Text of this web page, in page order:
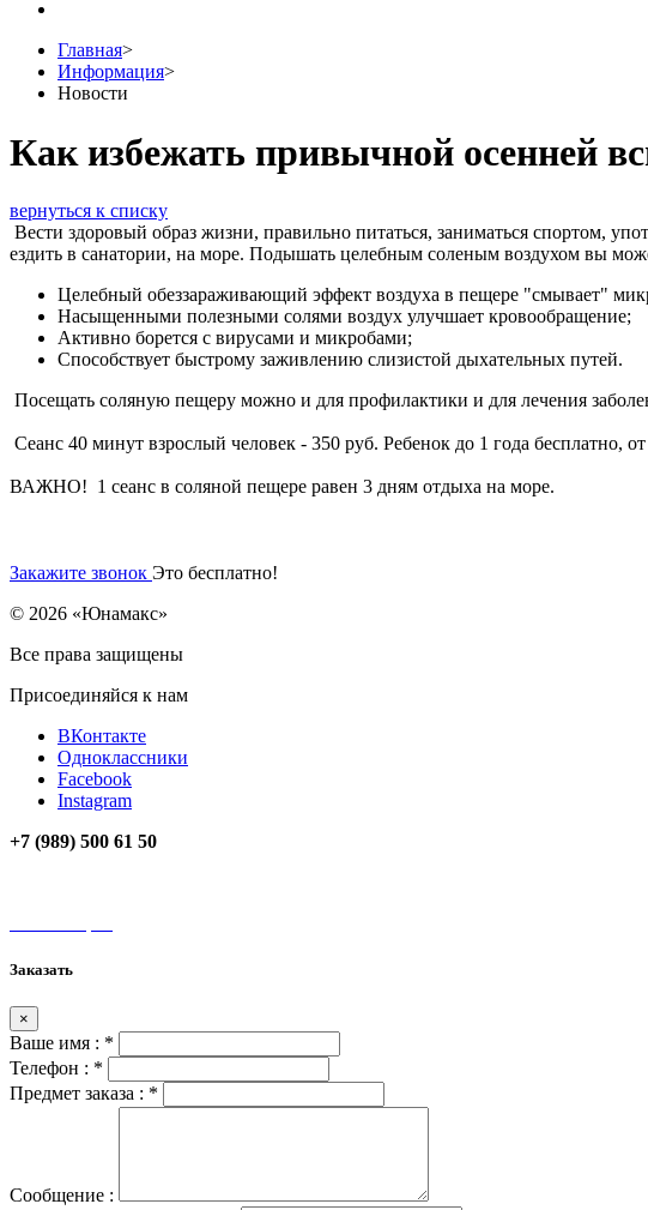
Главная>
Информация>
Новости
Как избежать привычной осенней
вернуться к списку
Вести здоровый образ жизни, правильно питаться, заниматься спортом,
ездить в санатории, на море. Подышать целебным соленым воздухом вы
Целебный обеззараживающий эффект воздуха в пещере "смывает"
Насыщенными полезными солями воздух улучшает кровообращение;
Активно борется с вирусами и микробами;
Способствует быстрому заживлению слизистой дыхательных путей.
Посещать соляную пещеру можно и для профилактики и для лечения
Сеанс 40 минут взрослый человек - 350 руб. Ребенок до 1 года бесплатно,
ВАЖНО! 1 сеанс в соляной пещере равен 3 дням отдыха на море.
Закажите звонок Это бесплатно!
© 2026 «Юнамакс»
Все права защищены
Присоединяйся к нам
ВКонтакте
Одноклассники
Facebook
Instagram
+7 (989) 500 61 50
Заказать
×
Ваше имя : *
Телефон : *
Предмет заказа : *
Сообщение :